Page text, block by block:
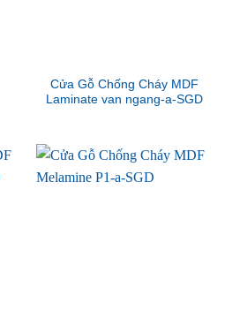
Cửa Gỗ Chống Cháy MDF
Laminate van ngang-a-SGD